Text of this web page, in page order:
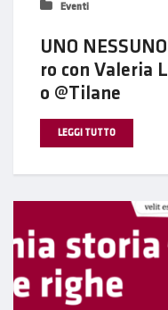
Eventi
UNO
ro con Valeria
o @Tilane
LEGGI TUTTO